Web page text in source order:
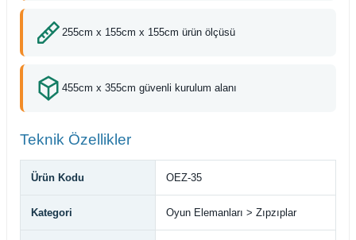
255cm x 155cm x 155cm ürün ölçüsü
455cm x 355cm güvenli kurulum alanı
Teknik Özellikler
Ürün Kodu OEZ-35
Kategori Oyun Elemanları > Zıpzıplar